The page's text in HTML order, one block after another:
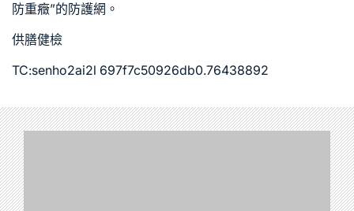
防重癥”的防護網。
供膳健檢
TC:senho2ai2l 697f7c50926db0.76438892